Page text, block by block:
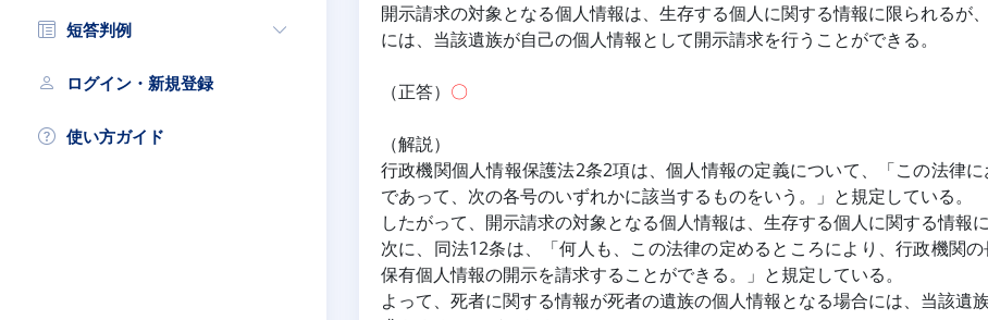
短答判例
ログイン・新規登録
使い方ガイド
開示請求の対象となる個人情報は、生存する個人に関する情報に限られるが
には、当該遺族が自己の個人情報として開示請求を行うことができる。
（正答） 〇
（解説）
行政機関個人情報保護法2条2項は、個人情報の定義について、「この法律
であって、次の各号のいずれかに該当するものをいう。」と規定している。
したがって、開示請求の対象となる個人情報は、生存する個人に関する情報に
次に、同法12条は、「何人も、この法律の定めるところにより、行政機関
保有個人情報の開示を請求することができる。」と規定している。
よって、死者に関する情報が死者の遺族の個人情報となる場合には、当該